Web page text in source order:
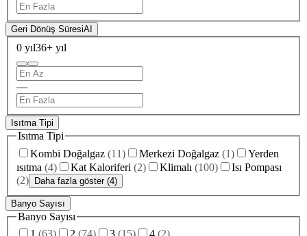
Geri Dönüş SüresiAI
0 yıl36+ yıl
—
Isıtma Tipi
Isıtma Tipi
Kombi Doğalgaz (11) Merkezi Doğalgaz (1)
Yerden
ısıtma (4) Kat Kaloriferi (2) Klimalı (100)
Isı Pompası
(2) Daha fazla göster (4)
Banyo Sayısı
Banyo Sayısı